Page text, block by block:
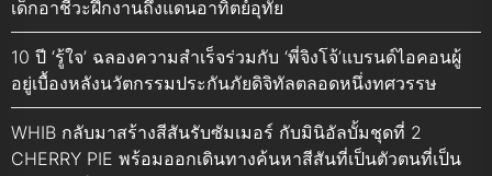
เด็กอาชีวะฝึกงานถึงแดนอาทิตย์อุทัย
10 ปี ‘รู้ใจ’ ฉลองความสำเร็จร่วมกับ ‘พี่จิงโจ้’แบรนด์ไอคอนผู้
อยู่เบื้องหลังนวัตกรรมประกันภัยดิจิทัลตลอดหนึ่งทศวรรษ
WHIB กลับมาสร้างสีสันรับซัมเมอร์ กับมินิอัลบั้มชุดที่ 2
CHERRY PIE พร้อมออกเดินทางค้นหาสีสันที่เป็นตัวตนที่เป็น